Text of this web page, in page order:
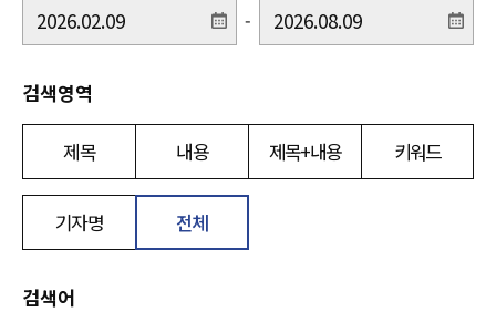
-
검색영역
제목 내용 제목+내용 키워드
기자명 전체
검색어